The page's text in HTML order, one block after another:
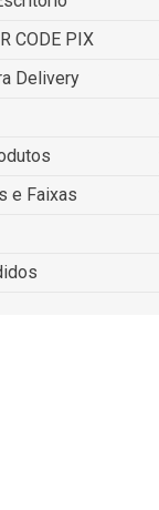
CODE PIX
Delivery
e Faixas